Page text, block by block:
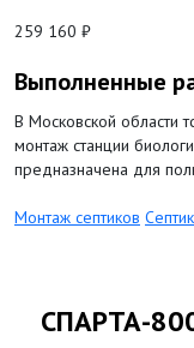
259 160 ₽
Выполненные
В Московской области
монтаж станции
предназначена для
Монтаж септиков
СПАРТА-